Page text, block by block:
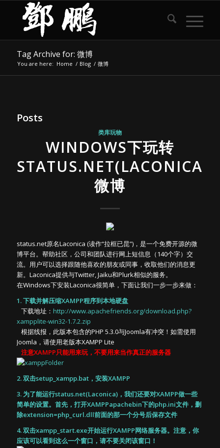
Tag Archive for: 微博
You are here: Home / Blog / 微博
Posts
类库玩物
WINDOWS下玩转
STATUS.NET(LACONICA)
微博
status.net原名Laconica (读作“拉框已昆”)，是一个免费开源的微
博平台。帮助社区，公司和团队进行网上短信息（140个字）交
流。用户可以选择跟随他喜欢的朋友或同事，收取他们的消息更
新。Laconica提供与Twitter, Jaiku和Plurk相似的服务。
在Windows下安装Laconica很简单，下面让我们一步一步来做：
1. 下载并解压缩XAMPP程序到本地硬盘
下载地址： http://www.apachefriends.org/download.php?
xampplite-win32-1.7.2.zip
根据线报，此版本包含的PHP 5.3.0与Joomla有冲突！如需使用
Joomla，请使用老版本XAMPP Lite
注意XAMPP只能用来玩，不要用来当作真正的服务器
2. 双击setup_xampp.bat，安装XAMPP
3. 为了能运行status.net(Laconica)，我们还要对XAMPP做一些
简单的设置。首先，打开XAMPPapachebin下的php.ini文件，删
除extension=php_curl.dll前面的那一个分号后保存文件
4. 双击xampp_start.exe开始运行XAMPP网络服务器。注意，你
应该可以看到这么一个窗口，请不要关闭该窗口！